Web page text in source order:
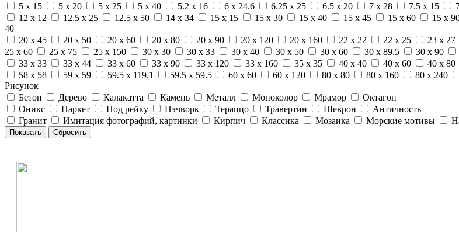
5 x 15
5 x 20 5 x 25 5 x 40 5.2 x 16 6 x 24.6 6.25 x 25 6.5 x 20 7 x 28 7.5 x 15
12 x 12
12.5 x 25 12.5 x 50 14 x 34 15 x 15 15 x 30 15 x 40 15 x 45 15 x 60 15 x
40
20 x 45
20 x 50 20 x 60 20 x 80 20 x 90 20 x 120 20 x 160 22 x 22 22 x 25 23 x 27
25 x 60
25 x 75 25 x 150 30 x 30 30 x 33 30 x 40 30 x 50 30 x 60 30 x 89.5 30 x 90
33 x 33
33 x 44 33 x 60 33 x 90 33 x 120 33 x 160 35 x 35 40 x 40 40 x 60 40 x 80
58 x 58
59 x 59 59.5 x 119.1 59.5 x 59.5 60 x 60 60 x 120 80 x 80 80 x 160 80 x 240
Рисунок
Бетон
Дерево Калакатта Камень Металл Моноколор Мрамор
Октагон
Оникс
Паркет Под рейку Пэчворк Тераццо Травертин Шеврон
Античность
Гранит
Имитация фотографий, картинки Кирпич Классика Мозаика Морские мотивы